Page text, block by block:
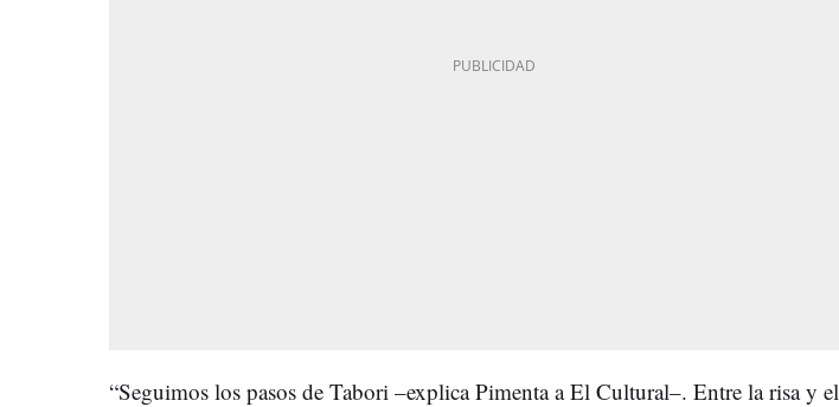
“Seguimos los pasos de Tabori –explica Pimenta a El Cultural–. Entre la risa y el